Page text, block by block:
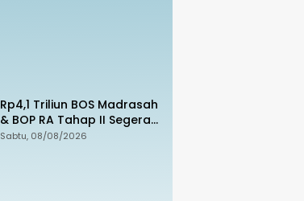
Rp4,1 Triliun BOS Madrasah
& BOP RA Tahap II Segera
Cair, Cek Jadwal
Sabtu, 08/08/2026